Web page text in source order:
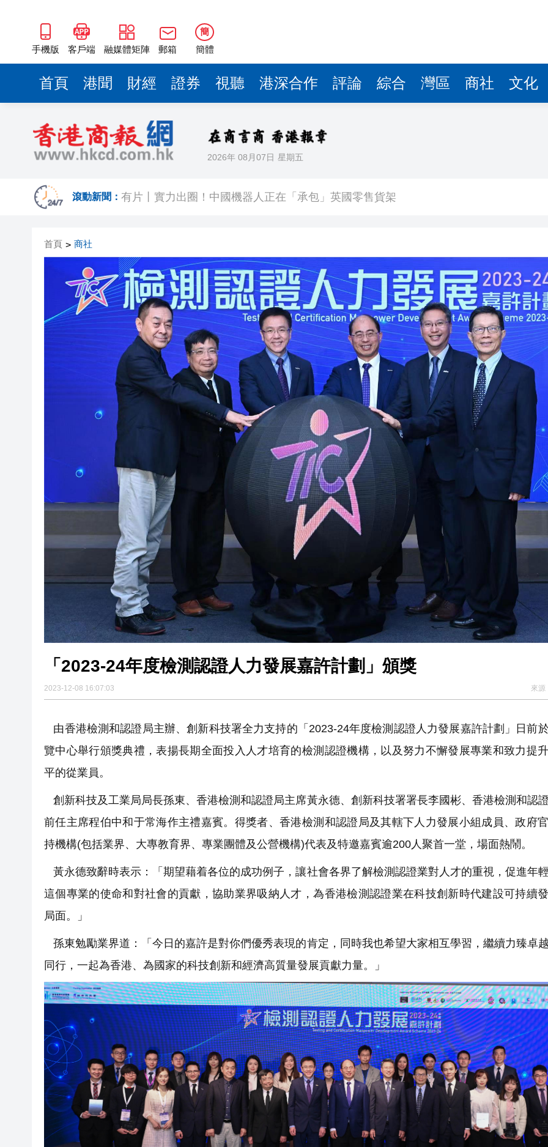
手機版 客戶端 融媒體矩陣 郵箱
簡
簡體
首頁 港聞 財經 證券 視聽 港深合作 評論 綜合 灣區 商社 文化
2026年 08月07日 星期五
滾動新聞： 有片丨實力出圈！中國機器人正在「承包」英國零售貨架
華僑銀行上半年純利按年增13%至41.95億坡元 中期息47坡仙
有片｜香港夜空出現罕見漁火光柱 網民：看見的人會幸運
【新股最前線】拿森科技上市首日早盤漲逾七成
有片〡霍啟剛FB「當你看見可以吃的毛筆」網民點贊：滿腹墨水
首頁 > 商社
「2023-24年度檢測認證人力發展嘉許計劃」頒獎
2023-12-08 16:07:03 來源
由香港檢測和認證局主辦、創新科技署全力支持的「2023-24年度檢測認證人力發展嘉許計劃」日前
覽中心舉行頒獎典禮，表揚長期全面投入人才培育的檢測認證機構，以及努力不懈發展專業和致力提
平的從業員。
創新科技及工業局局長孫東、香港檢測和認證局主席黃永德、創新科技署署長李國彬、香港檢測和認
前任主席程伯中和于常海作主禮嘉賓。得獎者、香港檢測和認證局及其轄下人力發展小組成員、政府
持機構(包括業界、大專教育界、專業團體及公營機構)代表及特邀嘉賓逾200人聚首一堂，場面熱鬧。
黃永德致辭時表示：「期望藉着各位的成功例子，讓社會各界了解檢測認證業對人才的重視，促進年
這個專業的使命和對社會的貢獻，協助業界吸納人才，為香港檢測認證業在科技創新時代建設可持續
局面。」
孫東勉勵業界道：「今日的嘉許是對你們優秀表現的肯定，同時我也希望大家相互學習，繼續力臻卓
同行，一起為香港、為國家的科技創新和經濟高質量發展貢獻力量。」